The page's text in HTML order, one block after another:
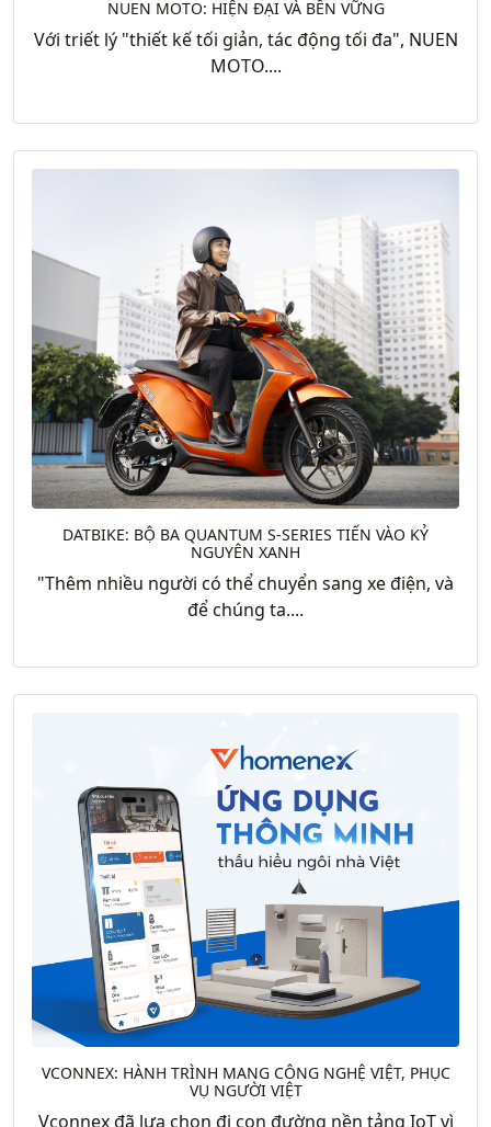
NUEN MOTO: HIỆN ĐẠI VÀ BỀN VỮNG
Với triết lý "thiết kế tối giản, tác động tối đa", NUEN
MOTO....
DATBIKE: BỘ BA QUANTUM S-SERIES TIẾN VÀO KỶ
NGUYÊN XANH
"Thêm nhiều người có thể chuyển sang xe điện, và
để chúng ta....
VCONNEX: HÀNH TRÌNH MANG CÔNG NGHỆ VIỆT, PHỤC
VỤ NGƯỜI VIỆT
Vconnex đã lựa chọn đi con đường nền tảng IoT vì